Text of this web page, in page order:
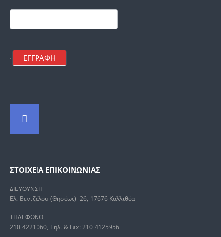
mailchimp
. ΕΓΓΡΑΦΗ
ΣΤΟΙΧΕΊΑ ΕΠΙΚΟΙΝΩΝΊΑΣ
ΔΙΕΥΘΥΝΣΗ
Ελ. Βενιζέλου (Θησέως) 26, 17676 Καλλιθέα
ΤΗΛΕΦΩΝΟ
210 4221060, Τηλ. & Fax: 210 4125956